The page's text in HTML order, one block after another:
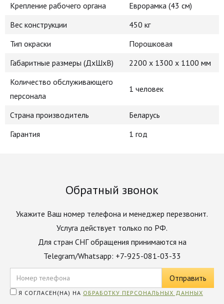
Крепление рабочего органа
Еврорамка (43 см)
Вес конструкции
450 кг
Тип окраски
Порошковая
Габаритные размеры (ДхШхВ)
2200 x 1300 x 1100 мм
Количество обслуживающего
персонала
1 человек
Страна производитель
Беларусь
Гарантия
1 год
Обратный звонок
Укажите Ваш номер телефона и менеджер перезвонит.
Услуга действует только по РФ.
Для стран СНГ обращения принимаются на
Telegram/Whatsapp: +7-925-081-03-33
Я СОГЛАСЕН(НА) НА ОБРАБОТКУ ПЕРСОНАЛЬНЫХ ДАННЫХ